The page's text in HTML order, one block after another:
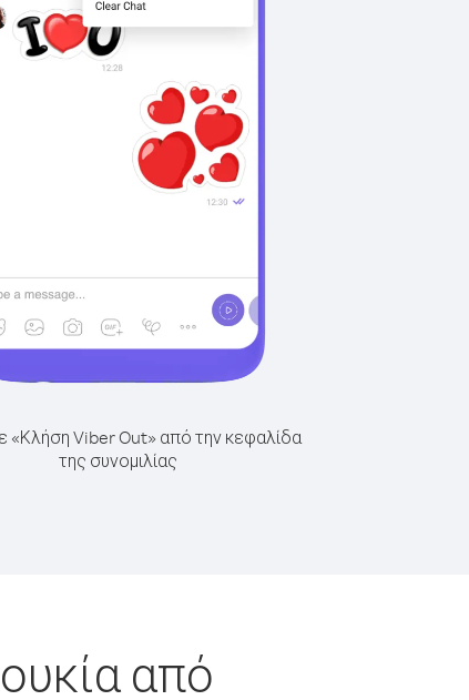
«Κλήση Viber Out» από την κεφαλίδα
της συνομιλίας
από